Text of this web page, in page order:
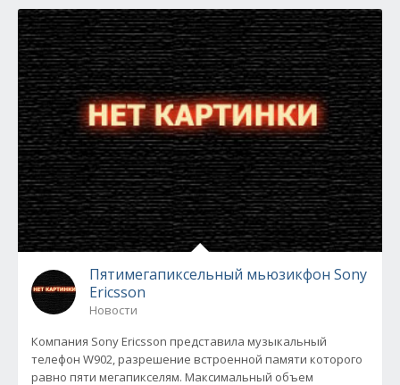
Пятимегапиксельный мьюзикфон Sony
Ericsson
Новости
Компания Sony Ericsson представила музыкальный
телефон W902, разрешение встроенной памяти которого
равно пяти мегапикселям. Максимальный объем